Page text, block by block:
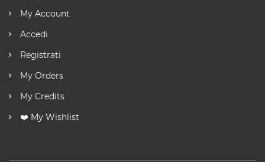
My Account
Accedi
Registrati
My Orders
My Credits
❤️ My Wishlist